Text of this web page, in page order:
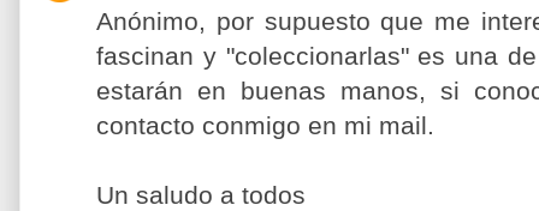
Anónimo, por supuesto que me
fascinan y "coleccionarlas" es una
estarán en buenas manos, si
contacto conmigo en mi mail.
Un saludo a todos